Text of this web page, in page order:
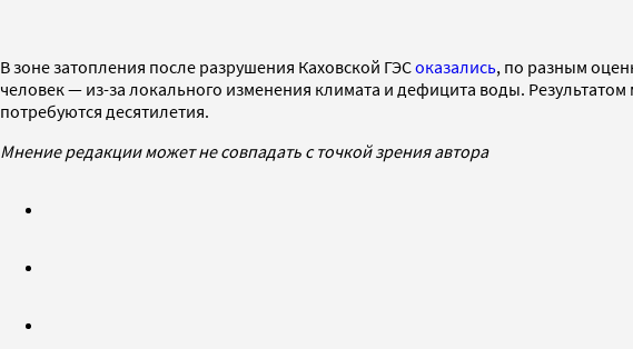
В зоне затопления после разрушения Каховской ГЭСоказались, по разным
человек — из-за локального изменения климата и дефицита воды.
потребуются десятилетия.
Мнение редакции может не совпадать с точкой зрения автора